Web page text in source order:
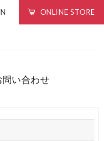
ONLINE STORE
い合わせ